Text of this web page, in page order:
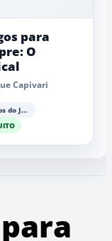
para
O
Capivari
Campos do Jordão